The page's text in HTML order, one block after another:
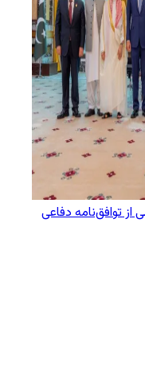
توافق‌نامه دفاعی